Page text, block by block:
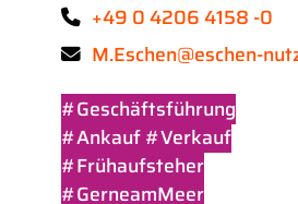
#Geschäftsführung
#Ankauf #Verkauf
#Frühaufsteher
#GerneamMeer
+49 0 4206 4158 -0
M.Eschen@eschen-